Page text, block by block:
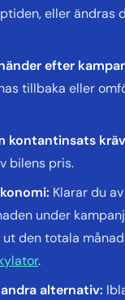
eller ändras
efter
tillbaka eller
kontantinsats
bilens pris.
Klarar du
under
ut den totala
.
alternativ: